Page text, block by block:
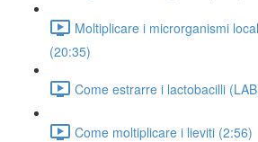
Moltiplicare i microrganismi
(20:35)
Come estrarre i lactobacilli
Come moltiplicare i lieviti (2:56)